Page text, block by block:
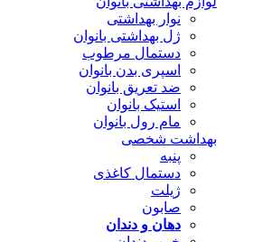
نوار بهداشتی
ژل بهداشتی بانوان
دستمال مرطوب
اسپری بدن بانوان
ضد تعریق بانوان
استیک بانوان
مام رول بانوان
بهداشت شخصی
پنبه
دستمال کاغذی
ژیلت
صابون
دهان و دندان